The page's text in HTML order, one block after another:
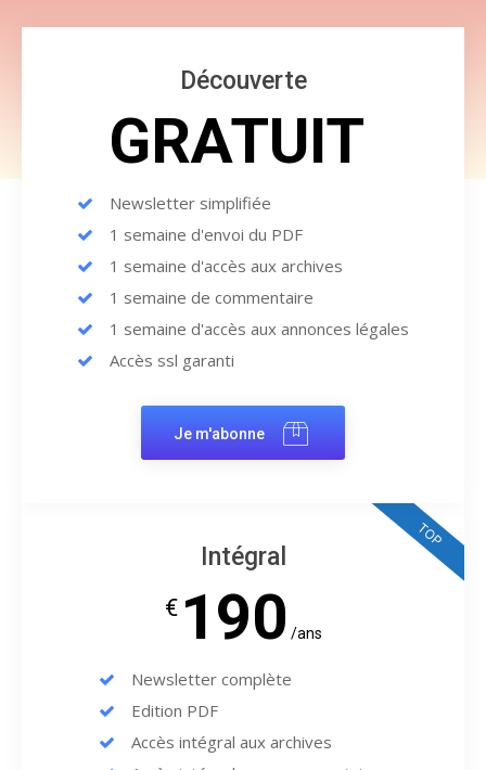
Découverte
GRATUIT
Newsletter simplifiée
1 semaine d'envoi du PDF
1 semaine d'accès aux archives
1 semaine de commentaire
1 semaine d'accès aux annonces légales
Accès ssl garanti
Je m'abonne
TOP
Intégral
€ 190 /ans
Newsletter complète
Edition PDF
Accès intégral aux archives